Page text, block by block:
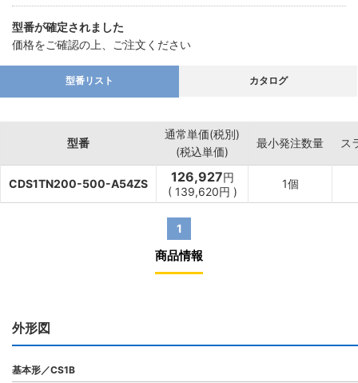
型番が確定されました
価格をご確認の上、ご注文ください
型番リスト カタログ
型番
通常単価(税別)
(税込単価)
最小発注数量 ス
CDS1TN200-500-A54ZS 126,927円
( 139,620円 )
1個
1
商品情報
外形図
基本形／CS1B